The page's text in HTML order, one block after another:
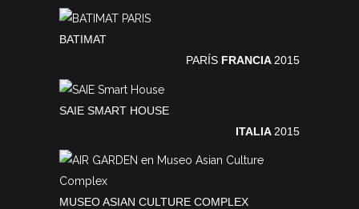
BATIMAT
PARÍS FRANCIA 2015
SAIE SMART HOUSE
ITALIA 2015
MUSEO ASIAN CULTURE COMPLEX